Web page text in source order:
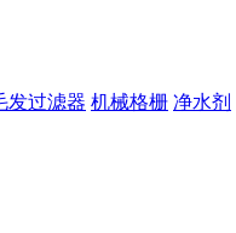
发过滤器 机械格栅 净水剂